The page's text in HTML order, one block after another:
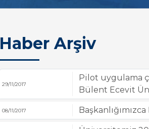
Haber Arşiv
29/11/2017
Pilot uygulama
Bülent Ecevit
08/11/2017